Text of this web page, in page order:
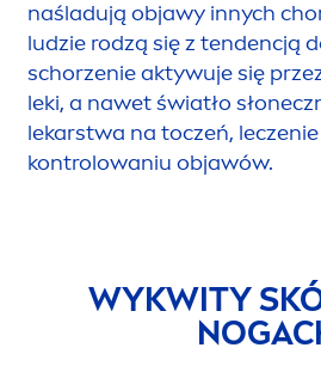
naśladują objawy innych
ludzie rodzą się z tendencją
schorzenie aktywuje się
leki, a nawet światło
lekarstwa na toczeń,
kontrolowaniu objawów.
WYKWITY